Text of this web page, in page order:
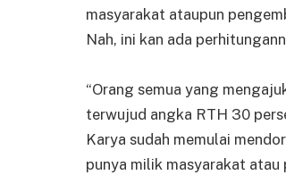
masyarakat ataupun
Nah, ini kan ada
“Orang semua yang
terwujud angka RTH 30
Karya sudah memulai
punya milik masyarakat